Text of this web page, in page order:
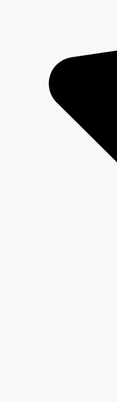
Beschrijving van de